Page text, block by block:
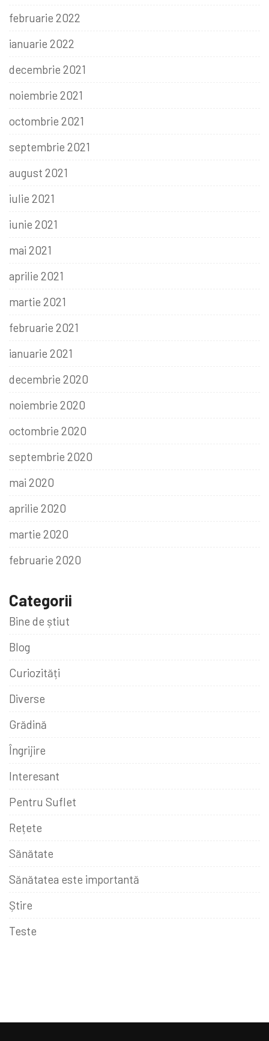
februarie 2022
ianuarie 2022
decembrie 2021
noiembrie 2021
octombrie 2021
septembrie 2021
august 2021
iulie 2021
iunie 2021
mai 2021
aprilie 2021
martie 2021
februarie 2021
ianuarie 2021
decembrie 2020
noiembrie 2020
octombrie 2020
septembrie 2020
mai 2020
aprilie 2020
martie 2020
februarie 2020
Categorii
Bine de știut
Blog
Curiozități
Diverse
Grădină
Îngrijire
Interesant
Pentru Suflet
Rețete
Sănătate
Sănătatea este importantă
Știre
Teste